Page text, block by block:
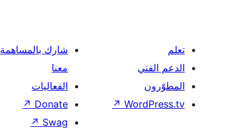
تعلم
الدعم الفني
المطوّرون
WordPress.tv
↗
شارك بالمساهمة
معنا
الفعاليات
Donate
↗
Swag
↗